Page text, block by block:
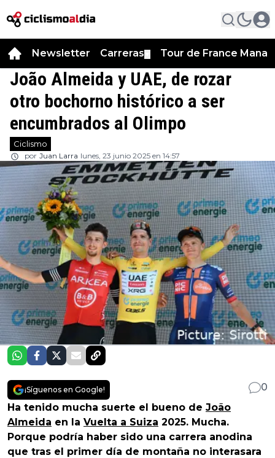
Newsletter Carreras Tour de France
João Almeida y UAE, de rozar
otro bochorno histórico a ser
encumbrados al Olimpo
Ciclismo
por Juan Larra lunes, 23 junio 2025 en 14:57
¡Síguenos en Google!
0
Ha tenido mucha suerte el bueno de João
Almeida en la Vuelta a Suiza 2025. Mucha.
Porque podría haber sido una carrera anodina
que tras el primer día de montaña no interasara